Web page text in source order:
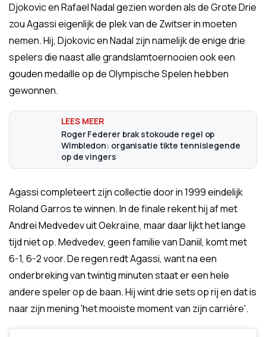
Djokovic en Rafael Nadal gezien worden als de Grote Drie
zou Agassi eigenlijk de plek van de Zwitser in moeten
nemen. Hij, Djokovic en Nadal zijn namelijk de enige drie
spelers die naast alle grandslamtoernooien ook een
gouden medaille op de Olympische Spelen hebben
gewonnen.
Roger Federer brak stokoude regel op
Wimbledon: organisatie tikte tennislegende
op de vingers
Agassi completeert zijn collectie door in 1999 eindelijk
Roland Garros te winnen. In de finale rekent hij af met
Andrei Medvedev uit Oekraïne, maar daar lijkt het lange
tijd niet op. Medvedev, geen familie van Daniil, komt met
6-1, 6-2 voor. De regen redt Agassi, want na een
onderbreking van twintig minuten staat er een hele
andere speler op de baan. Hij wint drie sets op rij en dat is
naar zijn mening 'het mooiste moment van zijn carrière'.